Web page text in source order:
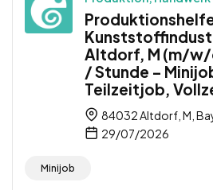
Altdorf, M (m/w/
/ Stunde –
Teilzeitjob,
84032 Altdorf, M,
29/07/2026
Minijob